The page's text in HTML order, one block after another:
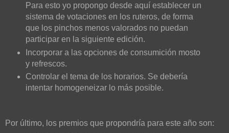
Para esto yo propongo desde aquí establecer un
sistema de votaciones en los ruteros, de forma
que los pinchos menos valorados no puedan
participar en la siguiente edición.
Incorporar a las opciones de consumición mosto
y refrescos.
Controlar el tema de los horarios. Se debería
intentar homogeneizar lo más posible.
Por último, los premios que propondría para este año son: